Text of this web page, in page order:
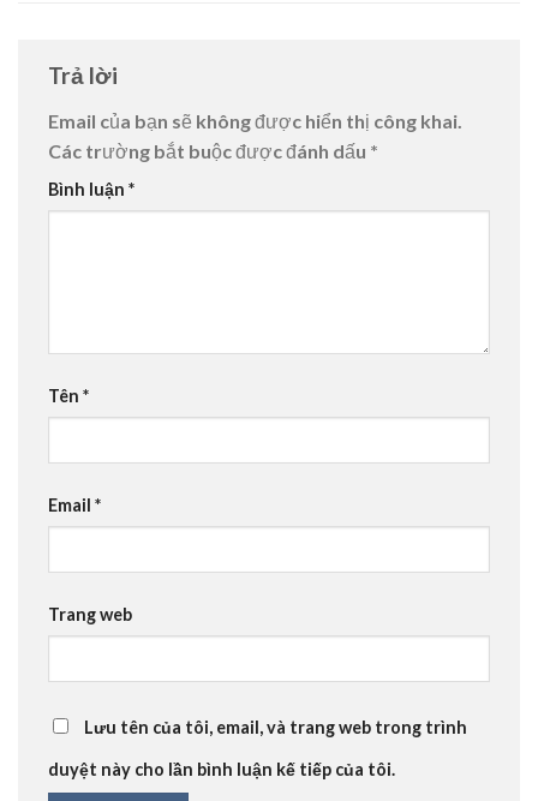
Trả lời
Email của bạn sẽ không được hiển thị công khai.
Các trường bắt buộc được đánh dấu *
Bình luận *
Tên *
Email *
Trang web
Lưu tên của tôi, email, và trang web trong trình
duyệt này cho lần bình luận kế tiếp của tôi.